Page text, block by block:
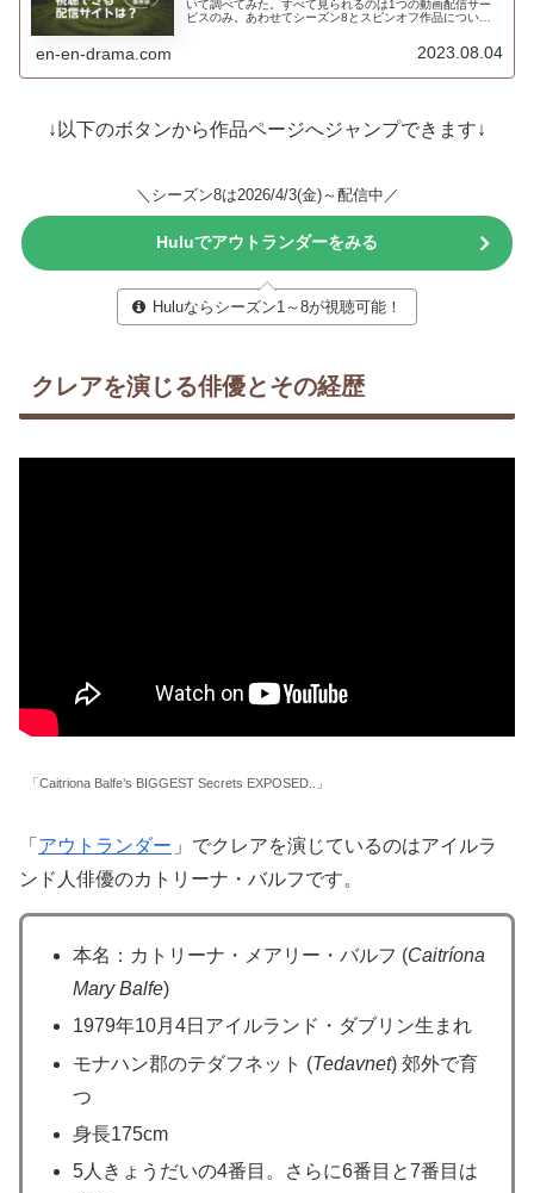
いて調べてみた。すべて見られるのは1つの動画配信サー
ビスのみ。あわせてシーズン8とスピンオフ作品について
en-en-drama.com 2023.08.04
↓以下のボタンから作品ページへジャンプできます↓
＼シーズン8は2026/4/3(金)～配信中／
Huluでアウトランダーをみる
Huluならシーズン1～8が視聴可能！
クレアを演じる俳優とその経歴
「Caitriona Balfe’s BIGGEST Secrets EXPOSED..」
「 アウトランダー 」でクレアを演じているのはアイルラ
ンド人俳優のカトリーナ・バルフです。
本名：カトリーナ・メアリー・バルフ (Caitríona
Mary Balfe)
1979年10月4日アイルランド・ダブリン生まれ
モナハン郡のテダフネット (Tedavnet) 郊外で育
つ
身長175cm
5人きょうだいの4番目。さらに6番目と7番目は